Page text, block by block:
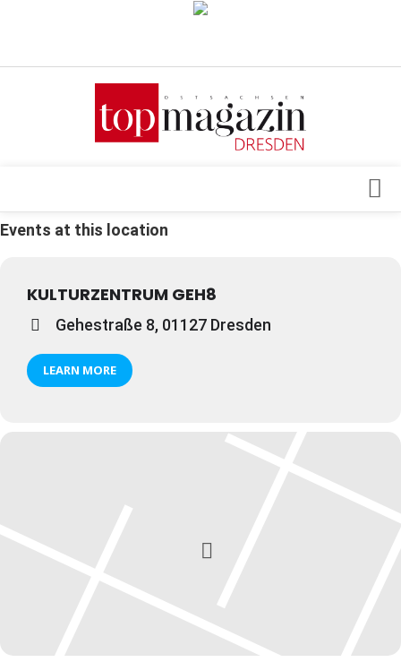
Verkaufsstellen
Mediadaten
Architektur & Design
Genuss
Geschäft
gesund & schön
Events at this location
KULTURZENTRUM GEH8
Gehestraße 8, 01127 Dresden
LEARN MORE